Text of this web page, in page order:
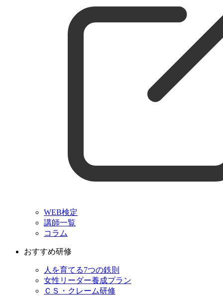
WEB検定
講師一覧
コラム
おすすめ研修
人を育てる7つの鉄則
女性リーダー養成プラン
ＣＳ・クレーム研修